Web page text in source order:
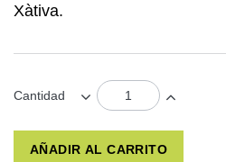
Xàtiva.
Cantidad
AÑADIR AL CARRITO